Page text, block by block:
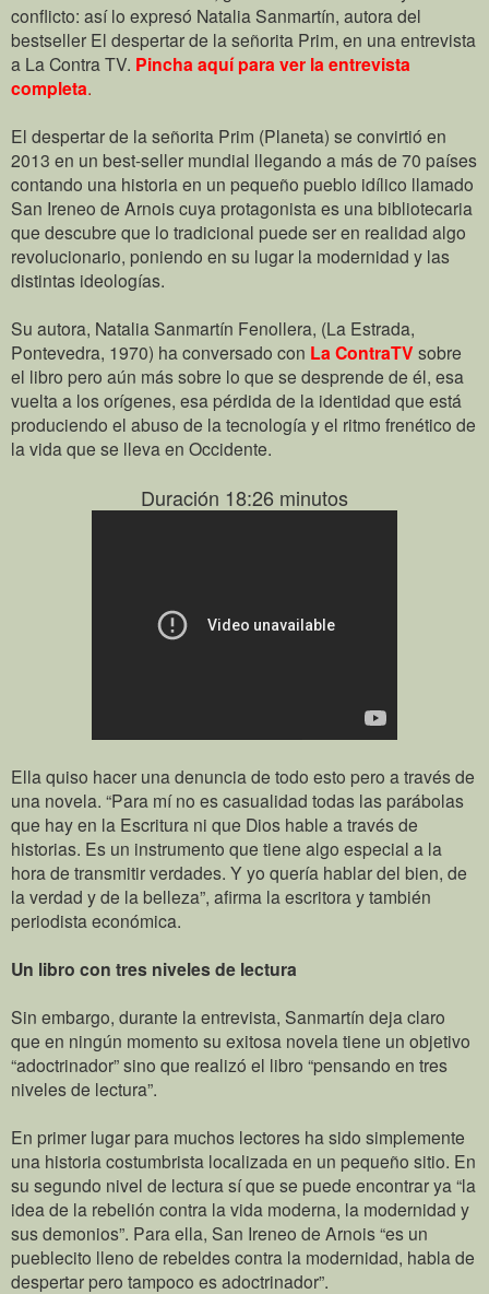
conflicto: así lo expresó Natalia Sanmartín, autora del
bestseller El despertar de la señorita Prim, en una entrevista
a La Contra TV. Pincha aquí para ver la entrevista
completa.
El despertar de la señorita Prim (Planeta) se convirtió en
2013 en un best-seller mundial llegando a más de 70 países
contando una historia en un pequeño pueblo idílico llamado
San Ireneo de Arnois cuya protagonista es una bibliotecaria
que descubre que lo tradicional puede ser en realidad algo
revolucionario, poniendo en su lugar la modernidad y las
distintas ideologías.
Su autora, Natalia Sanmartín Fenollera, (La Estrada,
Pontevedra, 1970) ha conversado con La ContraTV sobre
el libro pero aún más sobre lo que se desprende de él, esa
vuelta a los orígenes, esa pérdida de la identidad que está
produciendo el abuso de la tecnología y el ritmo frenético de
la vida que se lleva en Occidente.
Duración 18:26 minutos
Ella quiso hacer una denuncia de todo esto pero a través de
una novela. “Para mí no es casualidad todas las parábolas
que hay en la Escritura ni que Dios hable a través de
historias. Es un instrumento que tiene algo especial a la
hora de transmitir verdades. Y yo quería hablar del bien, de
la verdad y de la belleza”, afirma la escritora y también
periodista económica.
Un libro con tres niveles de lectura
Sin embargo, durante la entrevista, Sanmartín deja claro
que en ningún momento su exitosa novela tiene un objetivo
“adoctrinador” sino que realizó el libro “pensando en tres
niveles de lectura”.
En primer lugar para muchos lectores ha sido simplemente
una historia costumbrista localizada en un pequeño sitio. En
su segundo nivel de lectura sí que se puede encontrar ya “la
idea de la rebelión contra la vida moderna, la modernidad y
sus demonios”. Para ella, San Ireneo de Arnois “es un
pueblecito lleno de rebeldes contra la modernidad, habla de
despertar pero tampoco es adoctrinador”.